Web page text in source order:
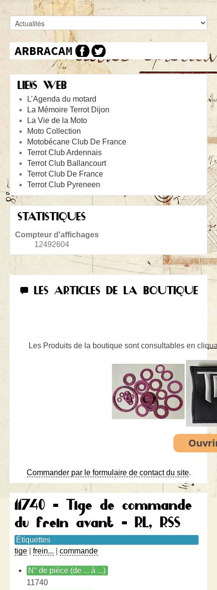
LIENS WEB
L’Agenda du motard
La Mémoire Terrot Dijon
La Vie de la Moto
Moto Collection
Motobécane Club De France
Terrot Club Ardennais
Terrot Club Ballancourt
Terrot Club De France
Terrot Club Pyreneen
STATISTIQUES
Compteur d'affichages
12492604
LES ARTICLES DE LA BOUTIQUE
Les Produits de la boutique sont consultables en
Commander par le formulaire de contact du site.
11740 - Tige de commande
du frein avant - RL, RSS
Étiquettes
tige
frein... commande
N° de pièce (de ... à ...)
11740